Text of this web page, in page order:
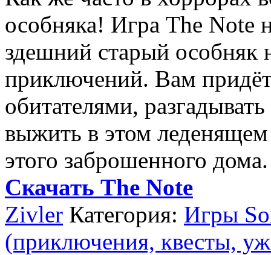
особняка! Игра The Note
здешний старый особняк
приключений. Вам
обитателями,
выжить в этом леденящем
этого заброшенного дома.
Скачать The Note
Zivler Категория: Игры
(приключения, квесты,